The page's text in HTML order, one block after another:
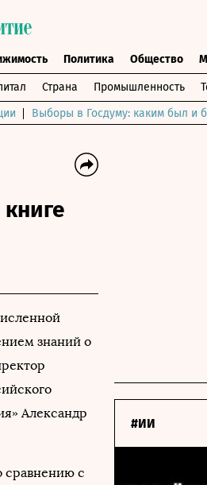
Политика Общество
Страна Промышленность
Выборы в Госдуму: каким был и
знаний о
Александр
сравнению с
#ИИ